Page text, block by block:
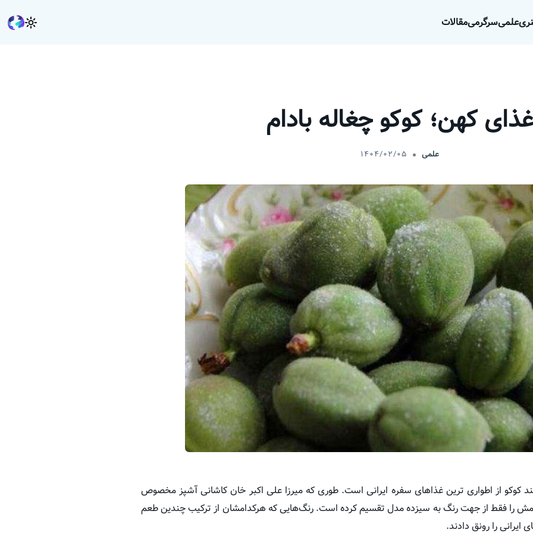
علمیسرگرمیمقالات
غذای کهن؛ کوکو چغاله بادام
علمی ۱۴۰۴/۰۲/۰۵
کوکو از اطواری ترین غذاهای سفره ایرانی است. طوری که میرزا علی اکبر خان کاشانی آشپز مخصوص
را فقط از جهت رنگ به سیزده مدل تقسیم کرده است. رنگ‌هایی که هرکدامشان از ترکیب چندین طعم
ایرانی را رونق دادند.